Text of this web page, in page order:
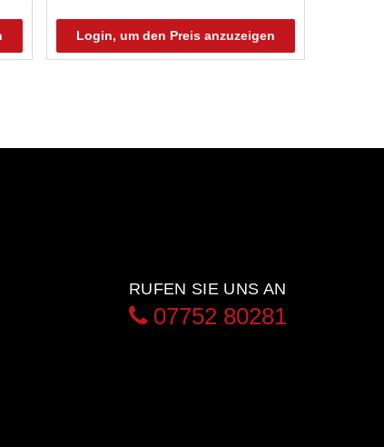
Login, um den Preis anzuzeigen
RUFEN SIE UNS AN
07752 80281